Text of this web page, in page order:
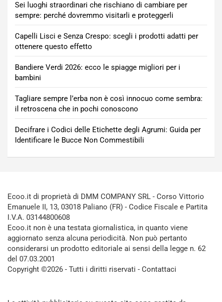
Sei luoghi straordinari che rischiano di cambiare per
sempre: perché dovremmo visitarli e proteggerli
Capelli Lisci e Senza Crespo: scegli i prodotti adatti per
ottenere questo effetto
Bandiere Verdi 2026: ecco le spiagge migliori per i
bambini
Tagliare sempre l’erba non è così innocuo come sembra:
il retroscena che in pochi conoscono
Decifrare i Codici delle Etichette degli Agrumi: Guida per
Identificare le Bucce Non Commestibili
Ecoo.it di proprietà di DMM COMPANY SRL - Corso Vittorio
Emanuele II, 13, 03018 Paliano (FR) - Codice Fiscale e Partita
I.V.A. 03144800608
Ecoo.it non è una testata giornalistica, in quanto viene
aggiornato senza alcuna periodicità. Non può pertanto
considerarsi un prodotto editoriale ai sensi della legge n. 62
del 07.03.2001
Copyright ©2026 - Tutti i diritti riservati - Contattaci